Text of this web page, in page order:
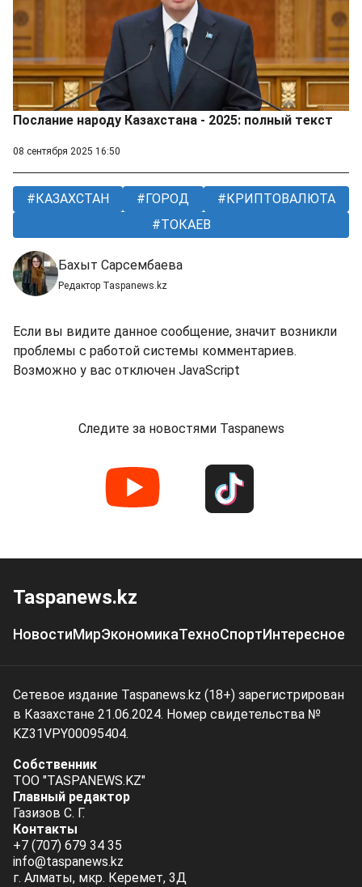
Послание народу Казахстана - 2025: полный текст
08 сентября 2025 16:50
КАЗАХСТАН ГОРОД
КРИПТОВАЛЮТА
ТОКАЕВ
Бахыт Сарсембаева
Редактор Taspanews.kz
Если вы видите данное сообщение, значит возникли
проблемы с работой системы комментариев.
Возможно у вас отключен JavaScript
Следите за новостями Taspanews
Taspanews.kz
НовостиМирЭкономикаТехноСпортИнтересное
Сетевое издание Taspanews.kz (18+) зарегистрирован
в Казахстане 21.06.2024. Номер свидетельства №
KZ31VPY00095404.
Собственник
ТОО "TASPANEWS.KZ"
Главный редактор
Газизов С. Г.
Контакты
+7 (707) 679 34 35
info@taspanews.kz
г. Алматы, мкр. Керемет, 3Д